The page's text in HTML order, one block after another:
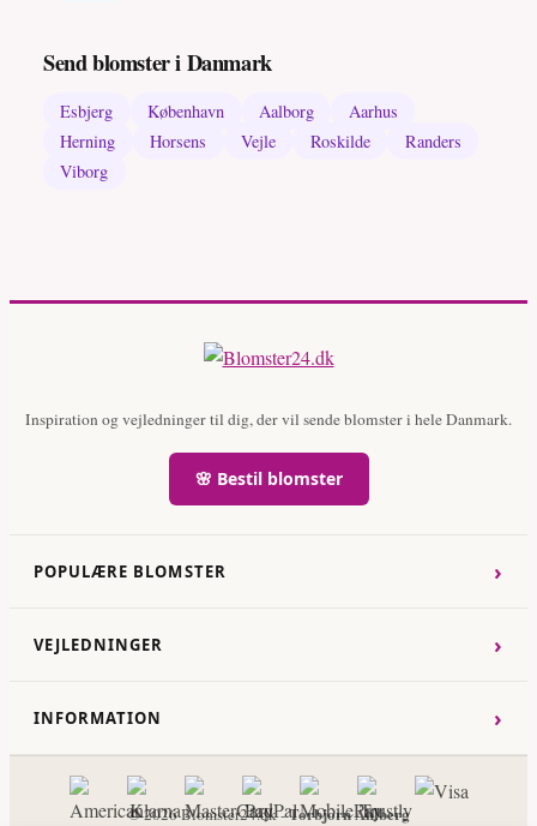
Send blomster i Danmark
Esbjerg København Aalborg
Aarhus
Herning
Horsens Vejle Roskilde
Randers
Viborg
Inspiration og vejledninger til dig, der vil sende blomster i hele Danmark.
🌸 Bestil blomster
POPULÆRE BLOMSTER ›
VEJLEDNINGER ›
INFORMATION ›
© 2026 Blomster24.dk -Torbjorn Ahlberg